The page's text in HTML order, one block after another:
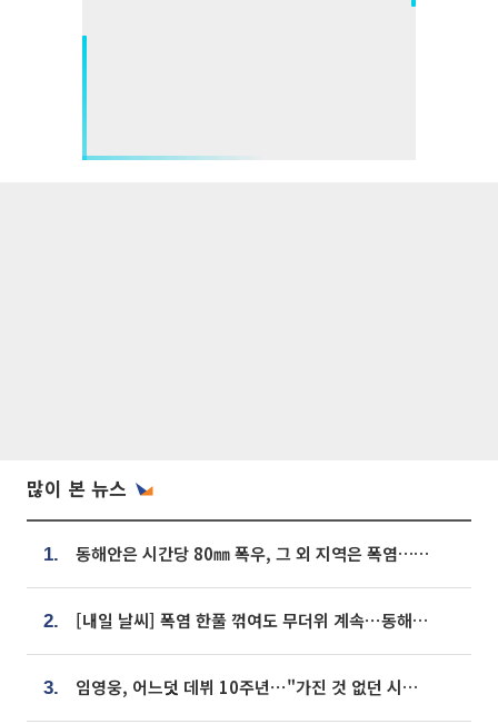
많이 본 뉴스
1. 동해안은 시간당 80㎜ 폭우, 그 외 지역은 폭염…‘극과 극 날씨’
2. [내일 날씨] 폭염 한풀 꺾여도 무더위 계속⋯동해안 이틀 연속 비
3. 임영웅, 어느덧 데뷔 10주년⋯"가진 것 없던 시절, 내 앞엔 20명의 팬뿐"